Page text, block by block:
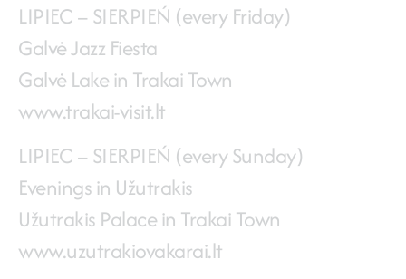
LIPIEC – SIERPIEŃ (every Friday)
Galvė Jazz Fiesta
Galvė Lake in Trakai Town
www.trakai-visit.lt
LIPIEC – SIERPIEŃ (every Sunday)
Evenings in Užutrakis
Užutrakis Palace in Trakai Town
www.uzutrakiovakarai.lt